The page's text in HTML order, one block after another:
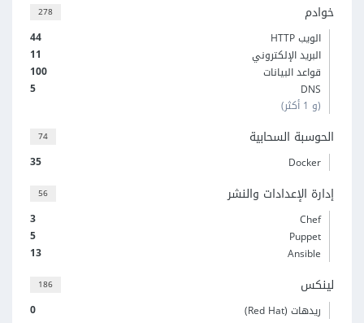
278 خوادم
44
الويب HTTP
11
البريد الإلكتروني
100
قواعد البيانات
5
DNS
(و 1 أكثر)
74 الحوسبة السحابية
35 Docker
56 إدارة الإعدادات والنشر
3
Chef
5
Puppet
13
Ansible
186 لينكس
0 ريدهات (Red Hat)